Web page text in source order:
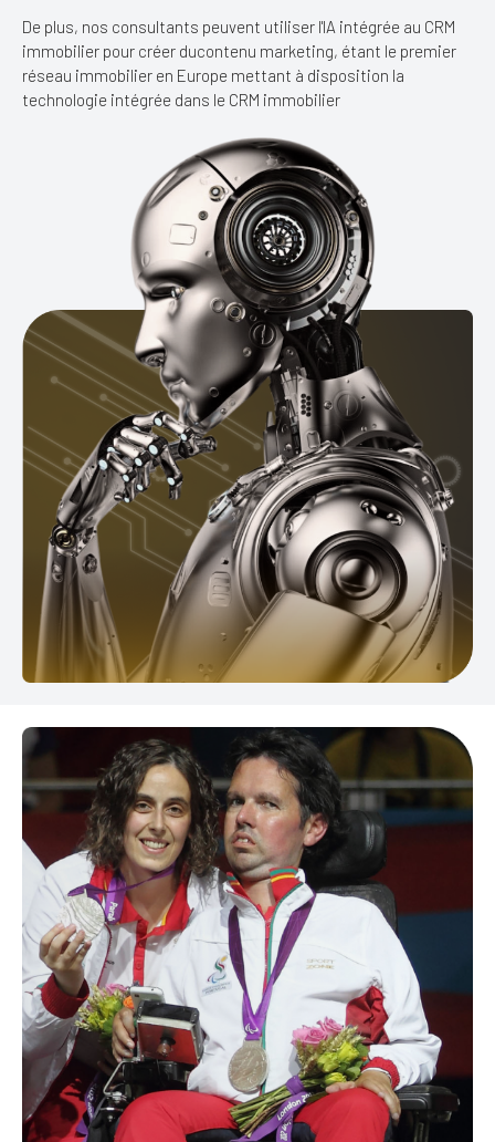
De plus, nos consultants peuvent utiliser l'IA intégrée au CRM
immobilier pour créer ducontenu marketing, étant le premier
réseau immobilier en Europe mettant à disposition la
technologie intégrée dans le CRM immobilier